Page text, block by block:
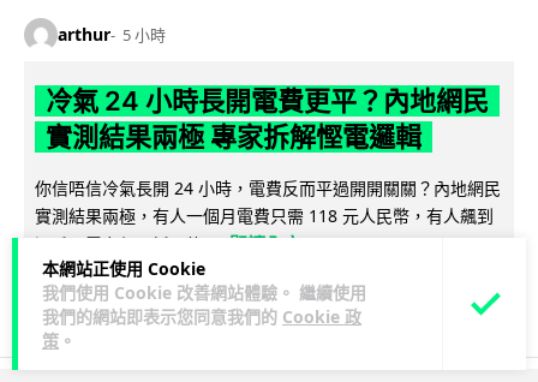
本網站正使用 Cookie
我們使用 Cookie 改善網站體驗。 繼續使用
我們的網站即表示您同意我們的 Cookie 政
策 。
arthur 5 小時
冷氣 24 小時長開電費更平？內地網民
實測結果兩極 專家拆解慳電邏輯
你信唔信冷氣長開 24 小時，電費反而平過開開關關？內地網民
實測結果兩極，有人一個月電費只需 118 元人民幣，有人飆到
過千。電力部門話不能... 閱讀全文
20 分享